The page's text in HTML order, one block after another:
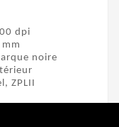
dpi
noire
ZPLII